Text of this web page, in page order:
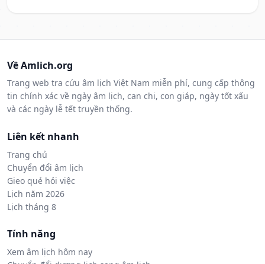
Về Amlich.org
Trang web tra cứu âm lịch Việt Nam miễn phí, cung cấp thông
tin chính xác về ngày âm lịch, can chi, con giáp, ngày tốt xấu
và các ngày lễ tết truyền thống.
Liên kết nhanh
Trang chủ
Chuyển đổi âm lịch
Gieo quẻ hỏi việc
Lịch năm 2026
Lịch tháng 8
Tính năng
Xem âm lịch hôm nay